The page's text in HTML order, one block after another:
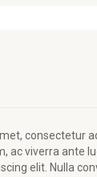
consectetur
ac viverra ante
elit. Nulla